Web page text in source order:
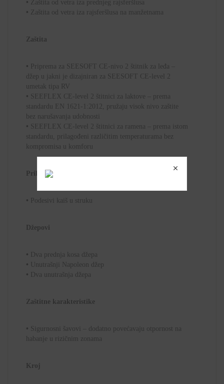
• Zaštita od vetra iza prednjeg rajsferšlusa
• Zaštita od vetra iza rajsferšlusa na manžetnama
Zaštita
•
Priprema za SEESOFT CE-nivo 2 štitnik za leđa –
džep u jakni je dizajniran za SEESOFT CE-level 2
umetak tipa RV
• SEEFLEX CE-level 2 štitnici za laktove – prema
standardu EN 1621-1:2012, pružaju visok nivo zaštite
bez narušavanja udobnosti
• SEEFLEX CE-level 2 štitnici za ramena – prema istom
standardu, prilagođeni različitim temperaturama bez
kompromisa u komforu
Prilagodljivost
• Podesivi kaiš u struku
Džepovi
•
Dva prednja kosa džepa
•
Unutrašnji Napoleon džep
•
Dva unutrašnja džepa
Zaštitne karakteristike
• Sigurnosni šavovi – dodatno povećavaju otpornost na
habanje u rizičnim zonama
Kroj